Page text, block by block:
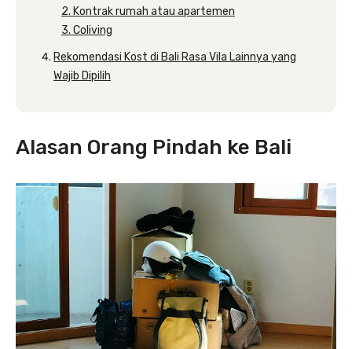
2. Kontrak rumah atau apartemen
3. Coliving
Rekomendasi Kost di Bali Rasa Vila Lainnya yang
Wajib Dipilih
Alasan Orang Pindah ke Bali